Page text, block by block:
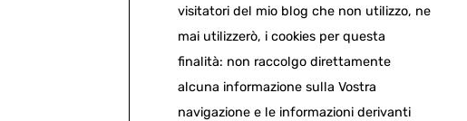
visitatori del mio blog che non utilizzo, ne
mai utilizzerò, i cookies per questa
finalità: non raccolgo direttamente
alcuna informazione sulla Vostra
navigazione e le informazioni derivanti